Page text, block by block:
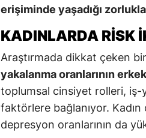
erişiminde yaşadığı
KADINLARDA RISK
Araştırmada dikkat çeken
yakalanma oranlarının
toplumsal cinsiyet rolleri, iş-
faktörlere bağlanıyor.
depresyon oranlarının da